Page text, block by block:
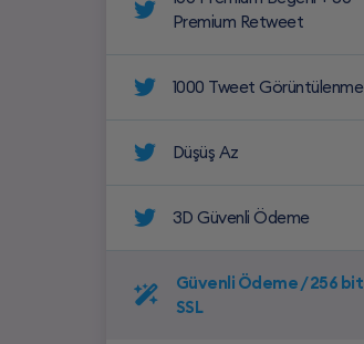
Premium Retweet
1000 Tweet Görüntülenme
Düşüş Az
3D Güvenli Ödeme
Güvenli Ödeme / 256 bit
SSL